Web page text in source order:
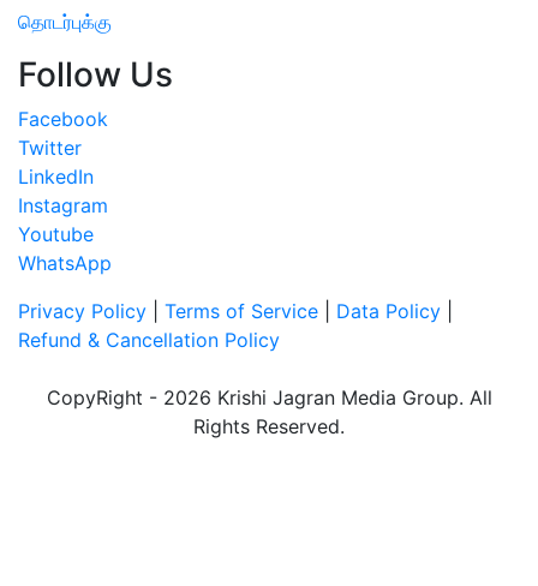
தொடர்புக்கு
Follow Us
Facebook
Twitter
LinkedIn
Instagram
Youtube
WhatsApp
Privacy Policy
Terms of Service Data Policy
Refund & Cancellation Policy
CopyRight - 2026 Krishi Jagran Media Group. All
Rights Reserved.